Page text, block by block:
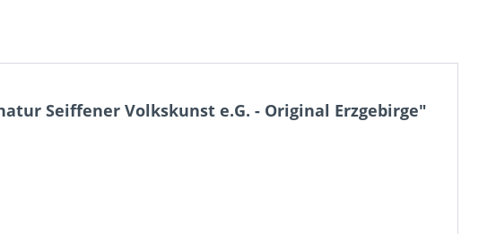
Seiffener Volkskunst e.G. - Original Erzgebirge"